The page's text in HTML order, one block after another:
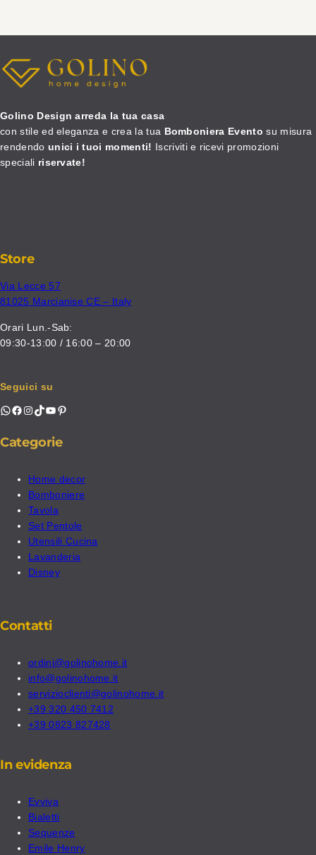
Golino Design arreda la tua casa
con stile ed eleganza e crea la tua Bomboniera Evento su misura
rendendo unici i tuoi momenti! Iscriviti e ricevi promozioni
speciali riservate!
Store
Via Lecce 57
81025 Marcianise CE – Italy
Orari Lun.-Sab:
09:30-13:00 / 16:00 – 20:00
Seguici su
WhatsApp Facebook Instagram TikTok YouTube Pinterest
Categorie
Home decor
Bomboniere
Tavola
Set Pentole
Utensili Cucina
Lavanderia
Disney
Contatti
ordini@golinohome.it
info@golinohome.it
servizioclienti@golinohome.it
+39 320 450 7412
+39 0823 827428
In evidenza
Evviva
Bialetti
Sequenze
Emile Henry